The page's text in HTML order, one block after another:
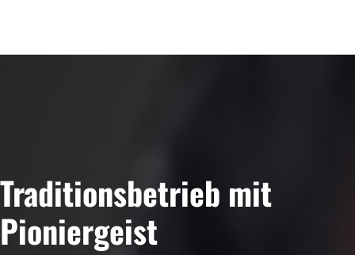
Traditionsbetrieb mit
Pioniergeist